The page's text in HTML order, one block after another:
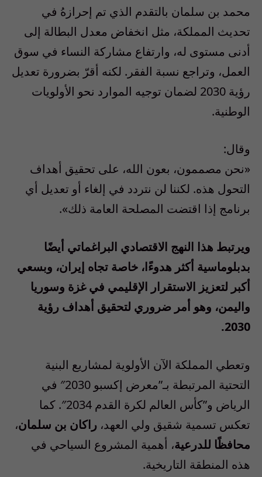
محمد بن سلمان بالتقدم الذي تم إحرازهُ في
تحديث المملكة، مثل انخفاض معدل البطالة إلى
أدنى مستوى له، وارتفاع مشاركة النساء في سوق
العمل، وتراجع نسبة الفقر. لكنه أقرّ بضرورة تعديل
رؤية 2030 لضمان توجيه الموارد نحو الأولويات
الوطنية.
وقال:
«نحن مصممون، بعون الله، على تحقيق أهداف
التحول هذه. لكننا لن نتردد في إلغاء أو تعديل أي
برنامج إذا اقتضت المصلحة العامة ذلك».
ويرتبط هذا النهج الاقتصادي البراغماتي أيضًا
بدبلوماسية أكثر هدوءًا، خاصة تجاه إيران، وبسعي
أكبر لتعزيز الاستقرار الإقليمي في غزة وسوريا
واليمن، وهو أمر ضروري لتحقيق أهداف رؤية
2030.
وتعطي المملكة الآن الأولوية لمشاريع البنية
التحتية المرتبطة بـ”معرض إكسبو 2030″ في
الرياض و”كأس العالم لكرة القدم 2034″. كما
تعكس تسمية شقيق ولي العهد، راكان بن سلمان،
محافظًا للدرعية، أهمية المشروع السياحي في
هذه المنطقة التاريخية.